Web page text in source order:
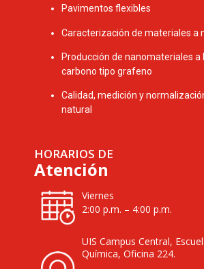
Pavimentos flexibles
Caracterización de materiales a
Producción de nanomateriales a
carbono tipo grafeno
Calidad, medición y
natural
HORARIOS DE
Atención
Viernes
2:00 p.m. – 4:00 p.m.
UIS Campus Central,
Química, Oficina 224.